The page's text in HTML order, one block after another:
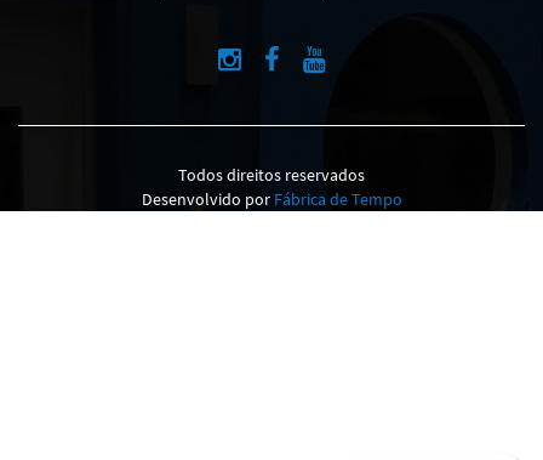
Todos direitos reservados
Desenvolvido por Fábrica de Tempo